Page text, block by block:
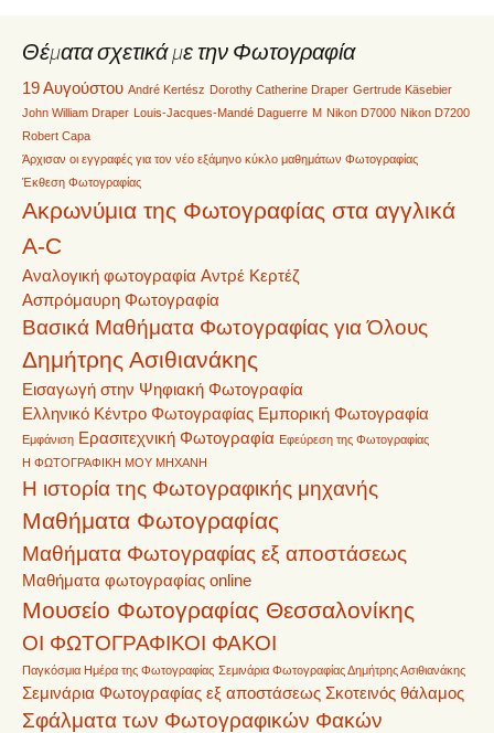
Θέματα σχετικά με την Φωτογραφία
19 Αυγούστου André Kertész Dorothy Catherine Draper Gertrude Käsebier
John William Draper Louis-Jacques-Mandé Daguerre M Nikon D7000 Nikon D7200
Robert Capa
Άρχισαν οι εγγραφές για τον νέο εξάμηνο κύκλο μαθημάτων Φωτογραφίας
Έκθεση Φωτογραφίας
Ακρωνύμια της Φωτογραφίας στα αγγλικά
A-C
Αναλογική φωτογραφία Αντρέ Κερτέζ
Ασπρόμαυρη Φωτογραφία
Βασικά Μαθήματα Φωτογραφίας για Όλους
Δημήτρης Ασιθιανάκης
Εισαγωγή στην Ψηφιακή Φωτογραφία
Ελληνικό Κέντρο Φωτογραφίας Εμπορική Φωτογραφία
Εμφάνιση Ερασιτεχνική Φωτογραφία Εφεύρεση της Φωτογραφίας
Η ΦΩΤΟΓΡΑΦΙΚΗ ΜΟΥ ΜΗΧΑΝΗ
Η ιστορία της Φωτογραφικής μηχανής
Μαθήματα Φωτογραφίας
Μαθήματα Φωτογραφίας εξ αποστάσεως
Μαθήματα φωτογραφίας online
Μουσείο Φωτογραφίας Θεσσαλονίκης
ΟΙ ΦΩΤΟΓΡΑΦΙΚΟΙ ΦΑΚΟΙ
Παγκόσμια Ημέρα της Φωτογραφίας Σεμινάρια Φωτογραφίας Δημήτρης Ασιθιανάκης
Σεμινάρια Φωτογραφίας εξ αποστάσεως Σκοτεινός θάλαμος
Σφάλματα των Φωτογραφικών Φακών